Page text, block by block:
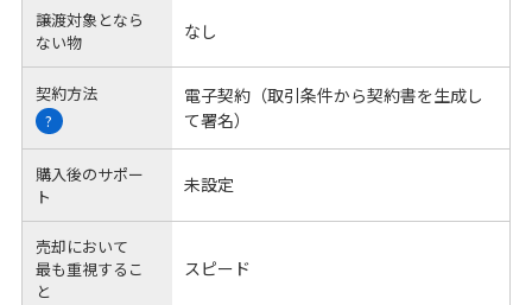
譲渡対象となら
ない物
なし
契約方法
?
電子契約（取引条件から契約書を生成し
て署名）
購入後のサポー
ト
未設定
売却において
最も重視するこ
と
スピード